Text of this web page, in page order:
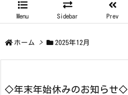
Menu Sidebar Prev
ホーム > 2025年12月
◇年末年始休みのお知らせ◇